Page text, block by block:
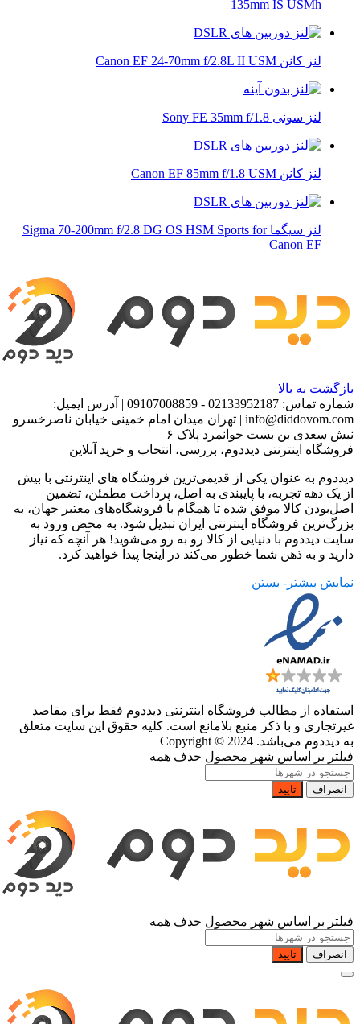
135mm IS USMh
لنز کانن Canon EF 24-70mm f/2.8L II USM
لنز سونی Sony FE 35mm f/1.8
لنز کانن Canon EF 85mm f/1.8 USM
لنز سیگما Sigma 70-200mm f/2.8 DG OS HSM Sports for
Canon EF
بازگشت به بالا
شماره تماس: 02133952187 - 09107008859
| آدرس ایمیل:
info@diddovom.com
| تهران میدان امام خمینی خیابان ناصرخسرو
نبش سعدی بن بست جوانمرد پلاک ۶
فروشگاه اینترنتی دیددوم، بررسی، انتخاب و خرید آنلاین
دیددوم به عنوان یکی از قدیمی‌ترین فروشگاه های اینترنتی با بیش
از یک دهه تجربه، با پایبندی به اصل، پرداخت مطمئن، تضمین
اصل‌بودن کالا موفق شده تا همگام با فروشگاه‌های معتبر جهان، به
بزرگ‌ترین فروشگاه اینترنتی ایران تبدیل شود. به محض ورود به
سایت دیددوم با دنیایی از کالا رو به رو می‌شوید! هر آنچه که نیاز
دارید و به ذهن شما خطور می‌کند در اینجا پیدا خواهید کرد.
نمایش بیشتر - بستن
استفاده از مطالب فروشگاه اینترنتی دیددوم فقط برای مقاصد
غیرتجاری و با ذکر منبع بلامانع است. کلیه حقوق این سایت متعلق
به دیددوم می‌باشد. Copyright © 2024
فیلتر بر اساس شهر محصول حذف همه
انصراف تایید
فیلتر بر اساس شهر محصول حذف همه
انصراف تایید